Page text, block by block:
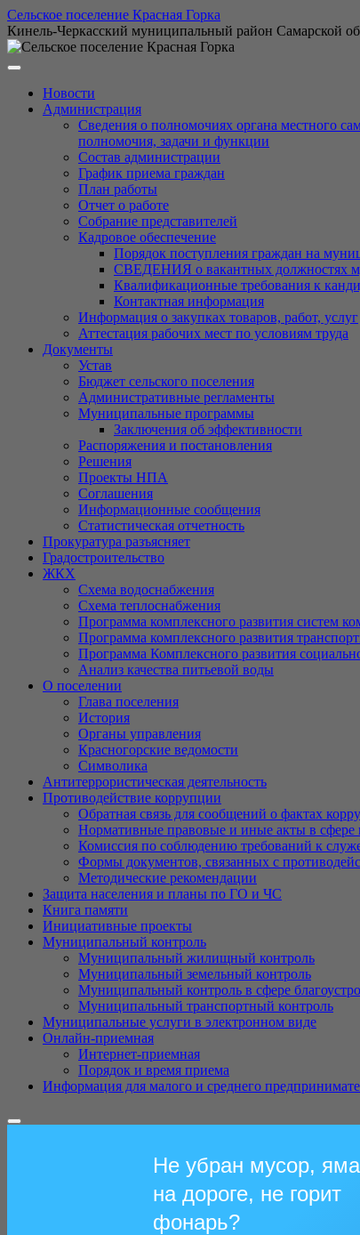
Перейти
к
содержимому
Сельское поселение Красная Горка
Кинель-Черкасский муниципальный район Самарской
Новости
Администрация
Сведения о полномочиях органа местного
полномочия, задачи и функции
Состав администрации
График приема граждан
План работы
Отчет о работе
Собрание представителей
Кадровое обеспечение
Порядок поступления граждан на
СВЕДЕНИЯ о вакантных должностях
Квалификационные требования к
Контактная информация
Информация о закупках товаров, работ, услуг
Аттестация рабочих мест по условиям труда
Документы
Устав
Бюджет сельского поселения
Административные регламенты
Муниципальные программы
Заключения об эффективности
Распоряжения и постановления
Решения
Проекты НПА
Соглашения
Информационные сообщения
Статистическая отчетность
Прокуратура разъясняет
Градостроительство
ЖКХ
Схема водоснабжения
Схема теплоснабжения
Программа комплексного развития систем
Программа комплексного развития
Программа Комплексного развития
Анализ качества питьевой воды
О поселении
Глава поселения
История
Органы управления
Красногорские ведомости
Символика
Антитеррористическая деятельность
Противодействие коррупции
Обратная связь для сообщений о фактах
Нормативные правовые и иные акты в сфере
Комиссия по соблюдению требований к
Формы документов, связанных с
Методические рекомендации
Защита населения и планы по ГО и ЧC
Книга памяти
Инициативные проекты
Муниципальный контроль
Муниципальный жилищный контроль
Муниципальный земельный контроль
Муниципальный контроль в сфере
Муниципальный транспортный контроль
Муниципальные услуги в электронном виде
Онлайн-приемная
Интернет-приемная
Порядок и время приема
Информация для малого и среднего
Не убран мусор, яма
на дороге, не горит
фонарь?